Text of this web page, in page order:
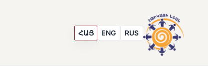
ՀԱՅ ENG RUS